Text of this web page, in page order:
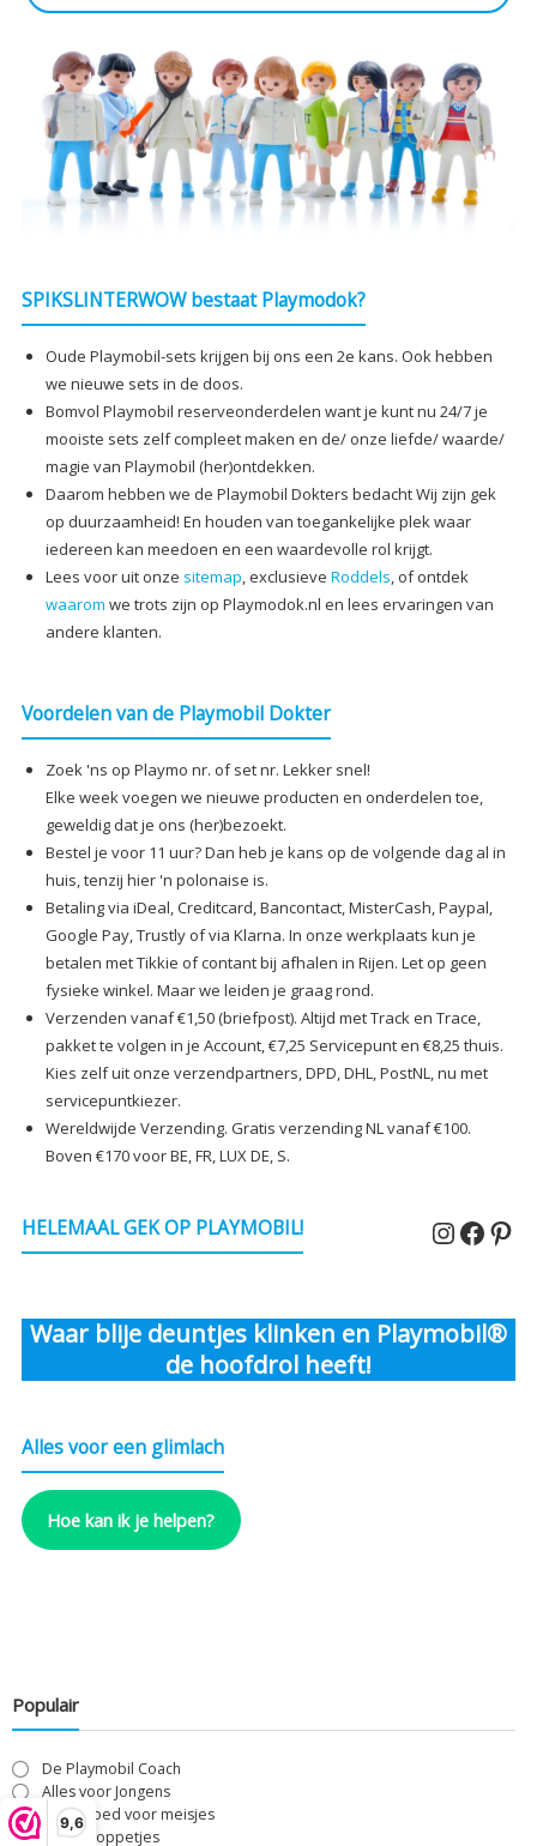
9,6
SPIKSLINTERWOW bestaat Playmodok?
Oude Playmobil-sets krijgen bij ons een 2e kans. Ook hebben
we nieuwe sets in de doos.
Bomvol Playmobil reserveonderdelen want je kunt nu 24/7 je
mooiste sets zelf compleet maken en de/ onze liefde/ waarde/
magie van Playmobil (her)ontdekken.
Daarom hebben we de Playmobil Dokters bedacht Wij zijn gek
op duurzaamheid! En houden van toegankelijke plek waar
iedereen kan meedoen en een waardevolle rol krijgt.
Lees voor uit onze sitemap, exclusieve Roddels, of ontdek
waarom we trots zijn op Playmodok.nl en lees ervaringen van
andere klanten.
Voordelen van de Playmobil Dokter
Zoek 'ns op Playmo nr. of set nr. Lekker snel!
Elke week voegen we nieuwe producten en onderdelen toe,
geweldig dat je ons (her)bezoekt.
Bestel je voor 11 uur? Dan heb je kans op de volgende dag al in
huis, tenzij hier 'n polonaise is.
Betaling via iDeal, Creditcard, Bancontact, MisterCash, Paypal,
Google Pay, Trustly of via Klarna. In onze werkplaats kun je
betalen met Tikkie of contant bij afhalen in Rijen. Let op geen
fysieke winkel. Maar we leiden je graag rond.
Verzenden vanaf €1,50 (briefpost). Altijd met Track en Trace,
pakket te volgen in je Account, €7,25 Servicepunt en €8,25 thuis.
Kies zelf uit onze verzendpartners, DPD, DHL, PostNL, nu met
servicepuntkiezer.
Wereldwijde Verzending. Gratis verzending NL vanaf €100.
Boven €170 voor BE, FR, LUX DE, S.
HELEMAAL GEK OP PLAYMOBIL!
Waar blije deuntjes klinken en Playmobil®
de hoofdrol heeft!
Alles voor een glimlach
Hoe kan ik je helpen?
Populair
De Playmobil Coach
Alles voor Jongens
Speelgoed voor meisjes
Losse Poppetjes